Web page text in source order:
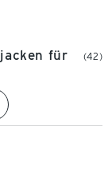
für
(42)